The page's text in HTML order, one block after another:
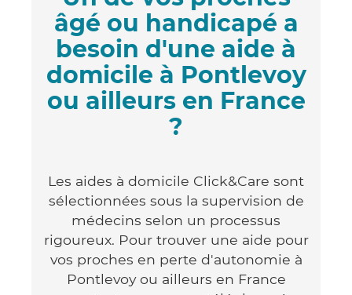
âgé ou handicapé a
besoin d'une aide à
domicile à Pontlevoy
ou ailleurs en France
?
Les aides à domicile Click&Care sont
sélectionnées sous la supervision de
médecins selon un processus
rigoureux. Pour trouver une aide pour
vos proches en perte d'autonomie à
Pontlevoy ou ailleurs en France